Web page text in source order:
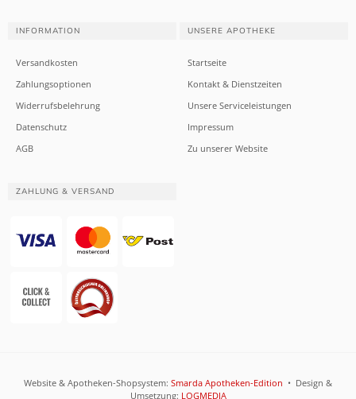
INFORMATION
Versandkosten
Zahlungsoptionen
Widerrufsbelehrung
Datenschutz
AGB
UNSERE APOTHEKE
Startseite
Kontakt & Dienstzeiten
Unsere Serviceleistungen
Impressum
Zu unserer Website
ZAHLUNG & VERSAND
Website & Apotheken-Shopsystem: Smarda Apotheken-Edition • Design &
Umsetzung: LOGMEDIA